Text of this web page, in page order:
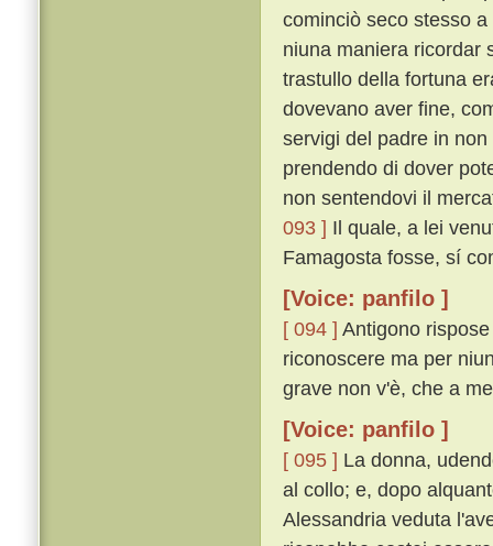
cominciò seco stesso
niuna maniera ricordar
trastullo della fortuna
dovevano aver fine,
servigi del padre in
prendendo di dover
non sentendovi il
093 ] Il quale, a lei
Famagosta fosse, sí
[Voice: panfilo ]
[ 094 ] Antigono
riconoscere ma per
grave non v'è, che a
[Voice: panfilo ]
[ 095 ] La donna,
al collo; e, dopo
Alessandria veduta